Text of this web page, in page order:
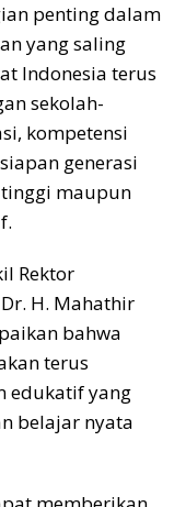
penting dalam
yang saling
Indonesia terus
sekolah-
kompetensi
generasi
maupun
Rektor
H. Mahathir
bahwa
terus
edukatif yang
belajar nyata